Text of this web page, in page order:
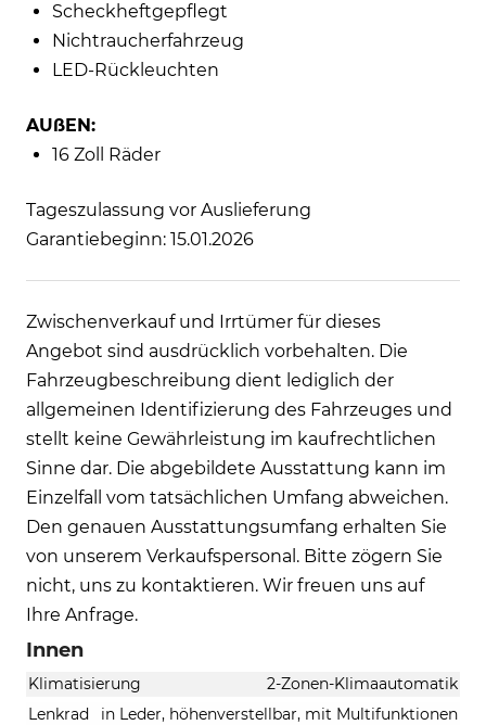
Scheckheftgepflegt
Nichtraucherfahrzeug
LED-Rückleuchten
AUßEN:
16 Zoll Räder
Tageszulassung vor Auslieferung
Garantiebeginn: 15.01.2026
Zwischenverkauf und Irrtümer für dieses
Angebot sind ausdrücklich vorbehalten. Die
Fahrzeugbeschreibung dient lediglich der
allgemeinen Identifizierung des Fahrzeuges und
stellt keine Gewährleistung im kaufrechtlichen
Sinne dar. Die abgebildete Ausstattung kann im
Einzelfall vom tatsächlichen Umfang abweichen.
Den genauen Ausstattungsumfang erhalten Sie
von unserem Verkaufspersonal. Bitte zögern Sie
nicht, uns zu kontaktieren. Wir freuen uns auf
Ihre Anfrage.
Innen
Klimatisierung
2-Zonen-Klimaautomatik
Lenkrad
in Leder, höhenverstellbar, mit Multifunktionen